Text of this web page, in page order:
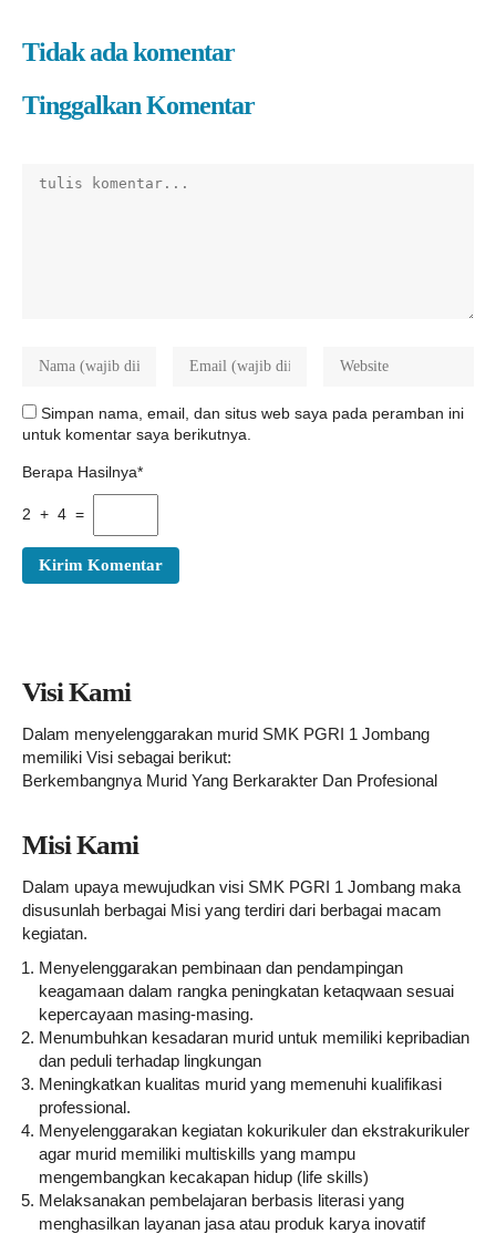
Tidak ada komentar
Tinggalkan Komentar
Simpan nama, email, dan situs web saya pada peramban ini
untuk komentar saya berikutnya.
Berapa Hasilnya*
2 + 4 =
Visi Kami
Dalam menyelenggarakan murid SMK PGRI 1 Jombang
memiliki Visi sebagai berikut:
Berkembangnya Murid Yang Berkarakter Dan Profesional
Misi Kami
Dalam upaya mewujudkan visi SMK PGRI 1 Jombang maka
disusunlah berbagai Misi yang terdiri dari berbagai macam
kegiatan.
Menyelenggarakan pembinaan dan pendampingan
keagamaan dalam rangka peningkatan ketaqwaan sesuai
kepercayaan masing-masing.
Menumbuhkan kesadaran murid untuk memiliki kepribadian
dan peduli terhadap lingkungan
Meningkatkan kualitas murid yang memenuhi kualifikasi
professional.
Menyelenggarakan kegiatan kokurikuler dan ekstrakurikuler
agar murid memiliki multiskills yang mampu
mengembangkan kecakapan hidup (life skills)
Melaksanakan pembelajaran berbasis literasi yang
menghasilkan layanan jasa atau produk karya inovatif